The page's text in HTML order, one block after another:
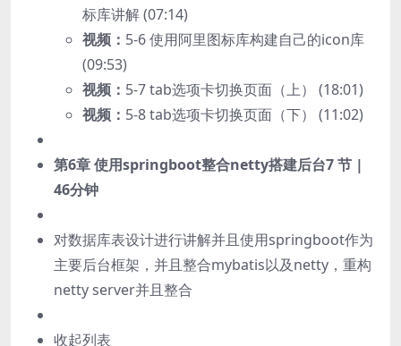
标库讲解 (07:14)
视频： 5-6 使用阿里图标库构建自己的icon库
(09:53)
视频： 5-7 tab选项卡切换页面（上） (18:01)
视频： 5-8 tab选项卡切换页面（下） (11:02)
第6章 使用springboot整合netty搭建后台7 节 |
46分钟
对数据库表设计进行讲解并且使用springboot作为
主要后台框架，并且整合mybatis以及netty，重构
netty server并且整合
收起列表